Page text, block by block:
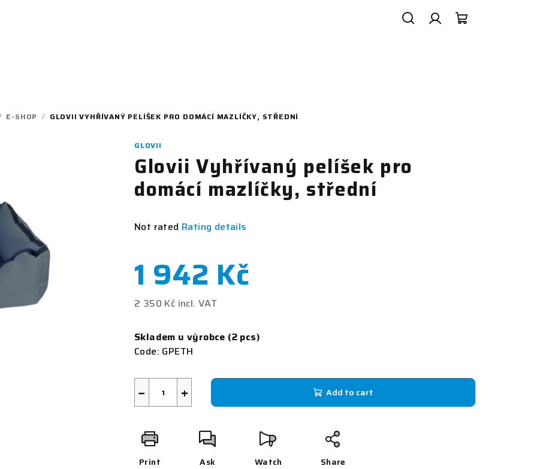
E-SHOP / GLOVII VYHŘÍVANÝ PELÍŠEK PRO DOMÁCÍ MAZLÍČKY, STŘEDNÍ
GLOVII
Glovii Vyhřívaný pelíšek pro
domácí mazlíčky, střední
The
rating
is
0,0
5
stars.
Not rated Rating details
1 942 Kč
2 350 Kč incl. VAT
price:
Skladem u výrobce (2 pcs)
Code: GPETH
+
− Add to cart
Print Ask Watch Share